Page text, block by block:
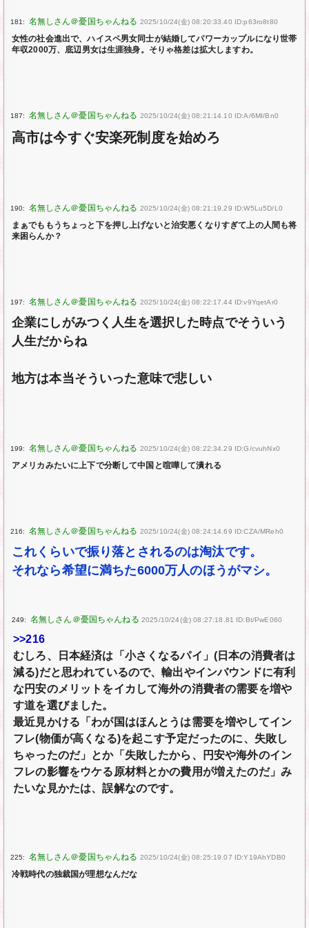
181: 2025/10/24(金) 08:20:33.40 ID:p63ro8t80
女性の社会進出で、ハイスペ男女同士が結婚してパワーカップルになり世帯
年収2000万、底辺男女は生涯独身。そりゃ格差は拡大しますわ。
187: 2025/10/24(金) 08:21:14.10 ID:A/6MI/Bn0
高市は今すぐ安楽死制度を始めろ
190: 2025/10/24(金) 08:21:19.29 ID:W5Lu5D/L0
まぁでももうちょっと下を押し上げないと治安悪くなりすぎて上の人間も将
来困らんか？
197: 2025/10/24(金) 08:22:17.44 ID:v9YqetAr0
企業にしがみつく人生を選択した時点でそういう
人生だからね
地方は本当そういった意味で悲しい
199: 2025/10/24(金) 08:22:34.29 ID:G/cvuhNx0
アメリカみたいに上下で分断して中国と喧嘩して潰れる
216: 2025/10/24(金) 08:24:14.69 ID:CZA/MReh0
これくらいで振り落とされるのは淘汰です。
それなら希望に満ちた6000万人のほうがマシ。
249: 2025/10/24(金) 08:27:18.81 ID:Bt/PwE060
>>216
むしろ、日本経済は「小さくなるパイ」(日本の消費者は
減る)だと思われているので、輸出やインバウンドに有利
な円安のメリットをイカして海外の消費者の需要を増や
す道を選びました。
最近見かける「わが国はほんとうは需要を増やしてイン
フレ(物価が高くなる)を起こす予定だったのに、失敗し
ちゃったのだ」とか「失敗したから、円安や海外のイン
フレの影響をウケる原材料とかの費用が増えたのだ」み
たいな見かたは、誤解なのです。
225: 2025/10/24(金) 08:25:19.07 ID:Y19AhYDB0
冷戦時代の独裁国が理想なんだな